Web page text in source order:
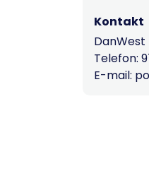
Kontakt
DanWest
Telefon:
E-mail: